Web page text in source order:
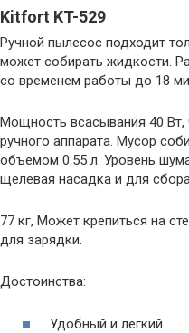
Kitfort KT-529
Ручной пылесос подходит
может собирать жидкости.
со временем работы до 18
Мощность всасывания 40 Вт,
ручного аппарата. Мусор
объемом 0.55 л. Уровень
щелевая насадка и для
77 кг, Может крепиться на
для зарядки.
Достоинства:
Удобный и легкий.